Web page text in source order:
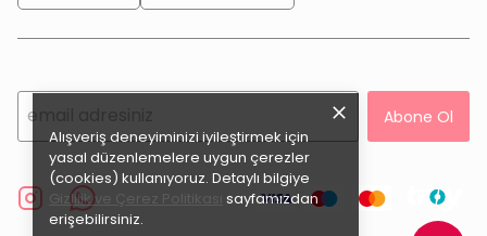
Alışveriş deneyiminizi iyileştirmek için
yasal düzenlemelere uygun çerezler
(cookies) kullanıyoruz. Detaylı bilgiye
Gizlilik ve Çerez Politikası
sayfamızdan
erişebilirsiniz.
Abone Ol